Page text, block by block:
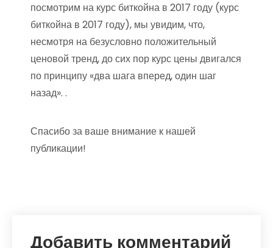
посмотрим на курс биткойна в 2017 году (курс
биткойна в 2017 году), мы увидим, что,
несмотря на безусловно положительный
ценовой тренд, до сих пор курс цены двигался
по принципу «два шага вперед, один шаг
назад». .
Спасибо за ваше внимание к нашей
публикации!
Добавить комментарий